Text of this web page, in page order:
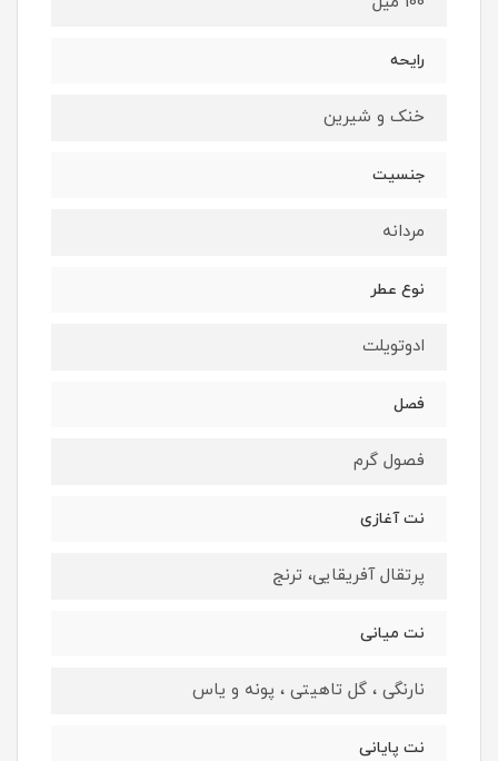
رایحه
خنک و شیرین
جنسیت
مردانه
نوع عطر
ادوتویلت
فصل
فصول گرم
نت آغازی
پرتقال آفریقایی، ترنج
نت میانی
نارنگی ، گل تاهیتی ، پونه و یاس
نت پایانی